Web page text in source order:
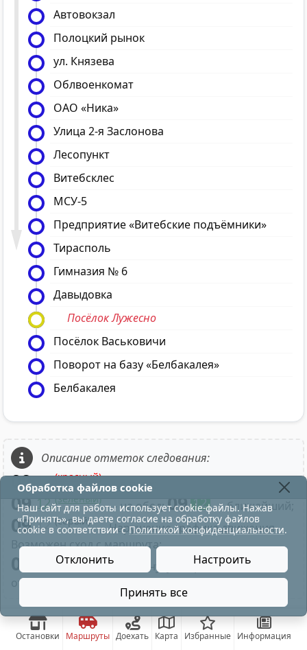
Остановки Маршруты Доехать Карта Избранные Информация
Автовокзал
Полоцкий рынок
ул. Князева
Облвоенкомат
ОАО «Ника»
Улица 2-я Заслонова
Лесопункт
Витебсклес
МСУ-5
Предприятие «Витебские подъёмники»
Тирасполь
Гимназия № 6
Давыдовка
Посёлок Лужесно
Посёлок Васьковичи
Поворот на базу «Белбакалея»
Белбакалея
Описание отметок следования:
09 12(красный) - в парк;
09 12 (зелёный) - на обед;09 12 - ближайший;
09 12(серый)
- Нарушение графика движения.
Возможен сход с маршрута;
09
- Нажатие на минуту отправления
отображает время по рейсу маршрута;
Обработка файлов cookie
Наш сайт для работы использует cookie-файлы. Нажав
«Принять», вы даете согласие на обработку файлов
cookie в соответствии с Политикой конфиденциальности.
Отклонить Настроить
Принять все